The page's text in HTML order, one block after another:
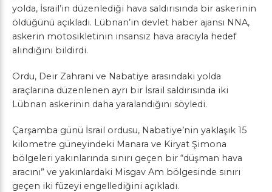
yolda, İsrail’in düzenlediği hava saldırısında bir askerinin
öldüğünü açıkladı. Lübnan’ın devlet haber ajansı NNA,
askerin motosikletinin insansız hava aracıyla hedef
alındığını bildirdi.
Ordu, Deir Zahrani ve Nabatiye arasındaki yolda
araçlarına düzenlenen ayrı bir İsrail saldırısında iki
Lübnan askerinin daha yaralandığını söyledi.
Çarşamba günü İsrail ordusu, Nabatiye’nin yaklaşık 15
kilometre güneyindeki Manara ve Kiryat Şimona
bölgeleri yakınlarında sınırı geçen bir “düşman hava
aracını” ve yakınlardaki Misgav Am bölgesinde sınırı
geçen iki füzeyi engellediğini açıkladı.